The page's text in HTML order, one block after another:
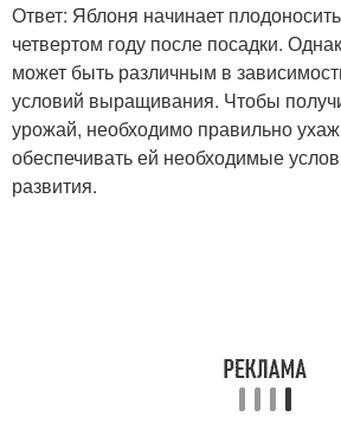
Ответ: Яблоня начинает
четвертом году после посадки.
может быть различным в
условий выращивания. Чтобы
урожай, необходимо правильно
обеспечивать ей необходимые
развития.